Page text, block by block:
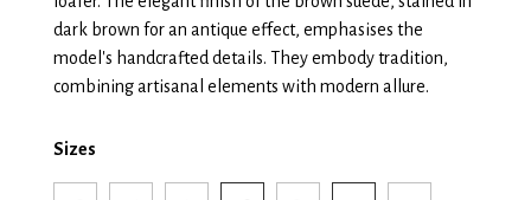
dark brown for an antique effect, emphasises the
model's handcrafted details. They embody tradition,
combining artisanal elements with modern allure.
Sizes